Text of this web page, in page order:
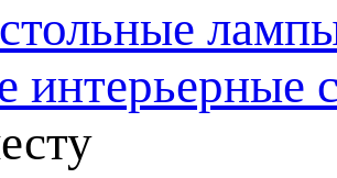
интерьерные